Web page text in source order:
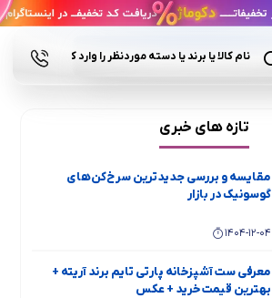
تازه های خبری
مقایسه و بررسی جدیدترین سرخ‌کن‌های
گوسونیک در بازار
1404-12-04
معرفی ست آشپزخانه پارتی تایم برند آریته +
بهترین قیمت خرید + عکس